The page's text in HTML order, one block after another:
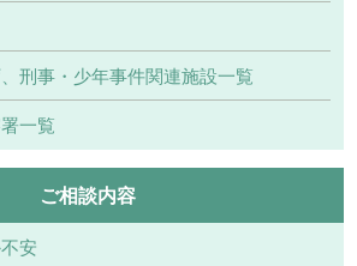
刑事・少年事件関連施設一覧
一覧
ご相談内容
安